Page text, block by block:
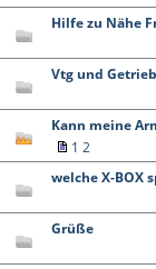
Hilfe zu Nähe
Vtg und
Kann meine
1 2
welche X-BOX
Grüße